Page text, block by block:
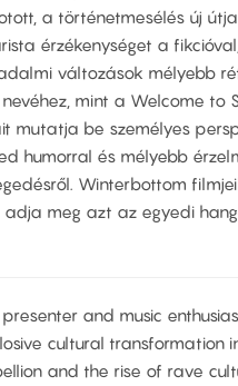
a történetmesélés új
érzékenységet a
változások mélyebb
mint a Welcome to
mutatja be személyes
humorral és mélyebb
Winterbottom
meg azt az egyedi
and music
cultural transformation
and the rise of rave